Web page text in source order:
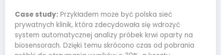
Case study: Przykładem może być polska sieć
prywatnych klinik, która zdecydowała się wdrożyć
system automatycznej analizy próbek krwi oparty na
biosensorach. Dzięki temu skrócono czas od pobrania